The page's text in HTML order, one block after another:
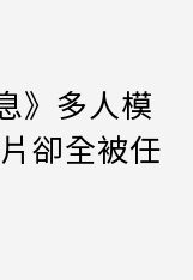
》多人模
卻全被任